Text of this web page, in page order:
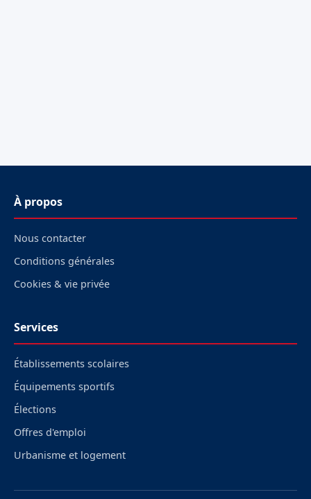
À propos
Nous contacter
Conditions générales
Cookies & vie privée
Services
Établissements scolaires
Équipements sportifs
Élections
Offres d'emploi
Urbanisme et logement